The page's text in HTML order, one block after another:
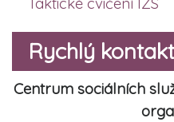
Rychlý kontakt
Centrum sociálních